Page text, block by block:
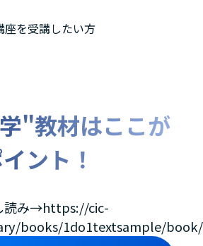
座を受講したい方
"教材はここが
ント！
読み→https://cic-
books/1do1textsample/